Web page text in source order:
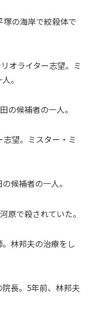
の海岸で絞殺体で
オライター志望。ミ
。
の候補者の一人。
望。ミスター・ミ
候補者の一人。
原で殺されていた。
林邦夫の治療をし
長。5年前、林邦夫